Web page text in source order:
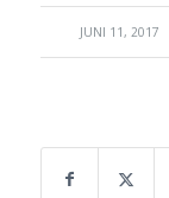
JUNI 11, 2017
/